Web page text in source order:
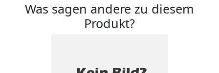
Was sagen andere zu diesem
Produkt?